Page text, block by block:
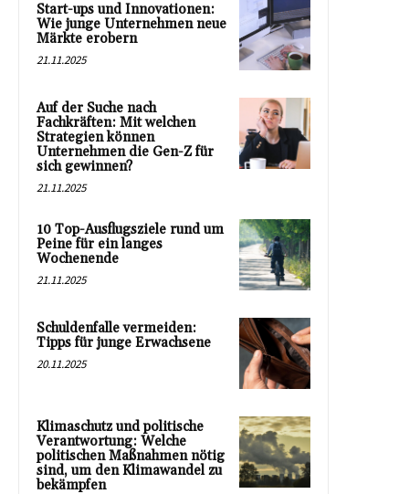
Start-ups und Innovationen:
Wie junge Unternehmen neue
Märkte erobern
21.11.2025
Auf der Suche nach
Fachkräften: Mit welchen
Strategien können
Unternehmen die Gen-Z für
sich gewinnen?
21.11.2025
10 Top-Ausflugsziele rund um
Peine für ein langes
Wochenende
21.11.2025
Schuldenfalle vermeiden:
Tipps für junge Erwachsene
20.11.2025
Klimaschutz und politische
Verantwortung: Welche
politischen Maßnahmen nötig
sind, um den Klimawandel zu
bekämpfen